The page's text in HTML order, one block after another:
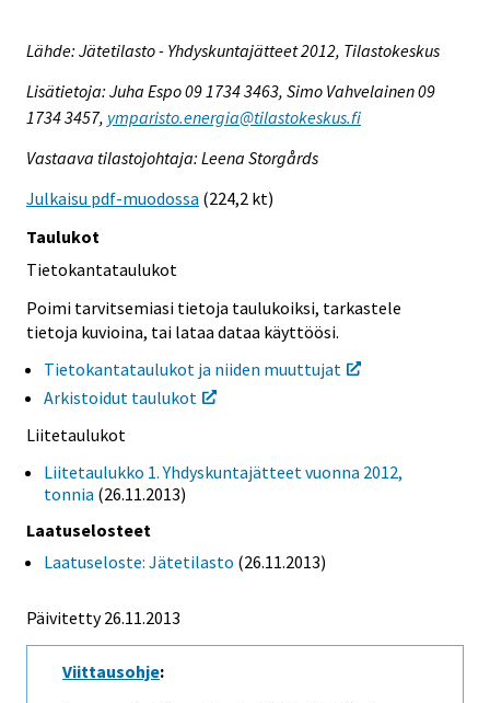
Lähde: Jätetilasto - Yhdyskuntajätteet 2012, Tilastokeskus
Lisätietoja: Juha Espo 09 1734 3463, Simo Vahvelainen 09
1734 3457, ymparisto.energia@tilastokeskus.fi
Vastaava tilastojohtaja: Leena Storgårds
Julkaisu pdf-muodossa (224,2 kt)
Taulukot
Tietokantataulukot
Poimi tarvitsemiasi tietoja taulukoiksi, tarkastele
tietoja kuvioina, tai lataa dataa käyttöösi.
Tietokantataulukot ja niiden muuttujat
Arkistoidut taulukot
Liitetaulukot
Liitetaulukko 1. Yhdyskuntajätteet vuonna 2012,
tonnia (26.11.2013)
Laatuselosteet
Laatuseloste: Jätetilasto (26.11.2013)
Päivitetty 26.11.2013
Viittausohje: